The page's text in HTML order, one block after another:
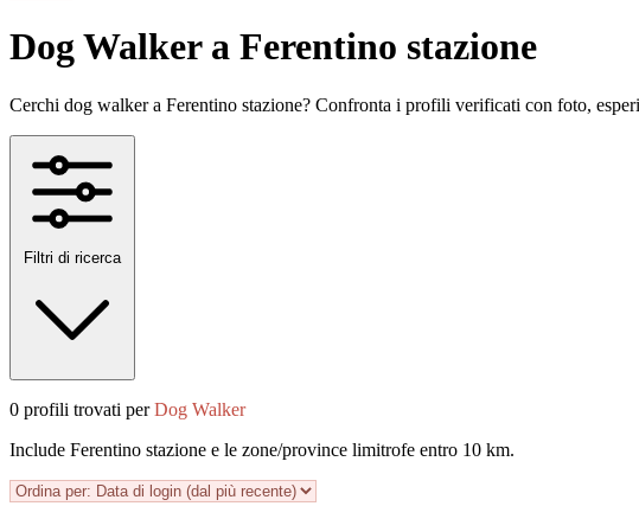
Dog Walker a Ferentino stazione
Cerchi dog walker a Ferentino stazione? Confronta i profili verificati con foto,
Filtri di ricerca
0 profili trovati perDog Walker
Include Ferentino stazione e le zone/province limitrofe entro 10 km.